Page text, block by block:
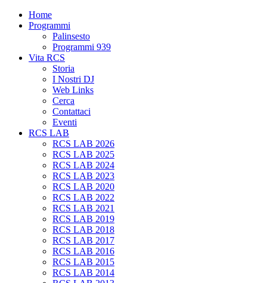
Home
Programmi
Palinsesto
Programmi 939
Vita RCS
Storia
I Nostri DJ
Web Links
Cerca
Contattaci
Eventi
RCS LAB
RCS LAB 2026
RCS LAB 2025
RCS LAB 2024
RCS LAB 2023
RCS LAB 2020
RCS LAB 2022
RCS LAB 2021
RCS LAB 2019
RCS LAB 2018
RCS LAB 2017
RCS LAB 2016
RCS LAB 2015
RCS LAB 2014